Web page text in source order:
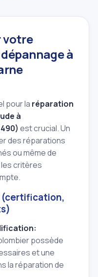
votre
à
pour la réparation
à
est crucial. Un
des réparations
ou même de
critères
(certification,
possède
et une
la réparation de